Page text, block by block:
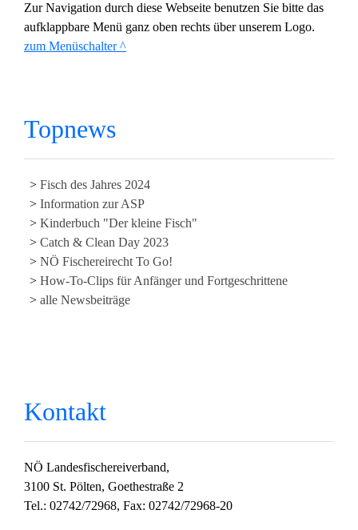
Zur Navigation durch diese Webseite benutzen Sie bitte das
aufklappbare Menü ganz oben rechts über unserem Logo.
zum Menüschalter ^
Topnews
Fisch des Jahres 2024
Information zur ASP
Kinderbuch "Der kleine Fisch"
Catch & Clean Day 2023
NÖ Fischereirecht To Go!
How-To-Clips für Anfänger und Fortgeschrittene
alle Newsbeiträge
Kontakt
NÖ Landesfischereiverband,
3100 St. Pölten, Goethestraße 2
Tel.: 02742/72968, Fax: 02742/72968-20